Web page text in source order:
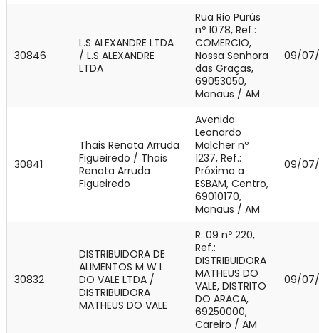
30846
L.S ALEXANDRE LTDA
/ L.S ALEXANDRE
LTDA
Rua Rio Purús
nº 1078, Ref.:
COMERCIO,
Nossa Senhora
das Graças,
69053050,
Manaus / AM
09/
30841
Thais Renata Arruda
Figueiredo / Thais
Renata Arruda
Figueiredo
Avenida
Leonardo
Malcher nº
1237, Ref.:
Próximo a
ESBAM, Centro,
69010170,
Manaus / AM
09/
30832
DISTRIBUIDORA DE
ALIMENTOS M W L
DO VALE LTDA /
DISTRIBUIDORA
MATHEUS DO VALE
R: 09 nº 220,
Ref.:
DISTRIBUIDORA
MATHEUS DO
VALE, DISTRITO
DO ARACA,
69250000,
Careiro / AM
09/